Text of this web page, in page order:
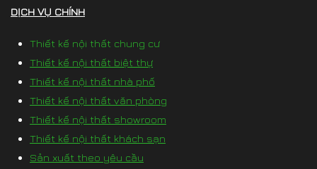
DỊCH VỤ CHÍNH
Thiết kế nội thất chung cư
Thiết kế nội thất biệt thự
Thiết kế nội thất nhà phố
Thiết kế nội thất văn phòng
Thiết kế nội thất showroom
Thiết kế nội thất khách sạn
Sản xuất theo yêu cầu